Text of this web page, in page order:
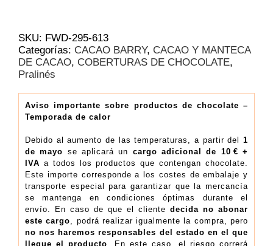
|
Bote
2
cantidad
SKU: FWD-295-613
Categorías: CACAO BARRY, CACAO Y MANTECA
DE CACAO, COBERTURAS DE CHOCOLATE,
Pralinés
Aviso importante sobre productos de chocolate –
Temporada de calor
Debido al aumento de las temperaturas, a partir del 1
de mayo se aplicará un cargo adicional de 10 € +
IVA a todos los productos que contengan chocolate.
Este importe corresponde a los costes de embalaje y
transporte especial para garantizar que la mercancía
se mantenga en condiciones óptimas durante el
envío. En caso de que el cliente decida no abonar
este cargo , podrá realizar igualmente la compra, pero
no nos haremos responsables del estado en el que
llegue el producto . En este caso, el riesgo correrá